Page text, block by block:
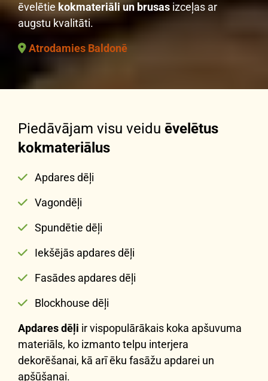
ēvelētie kokmateriāli un brusas izceļas ar
augstu kvalitāti.
 Atrodamies Baldonē
Piedāvājam visu veidu ēvelētus
kokmateriālus
 Apdares dēļi
 Vagondēļi
 Spundētie dēļi
 Iekšējās apdares dēļi
 Fasādes apdares dēļi

Blockhouse dēļi
Apdares dēļi ir vispopulārākais koka apšuvuma
materiāls, ko izmanto telpu interjera
dekorēšanai, kā arī ēku fasāžu apdarei un
apšūšanai.